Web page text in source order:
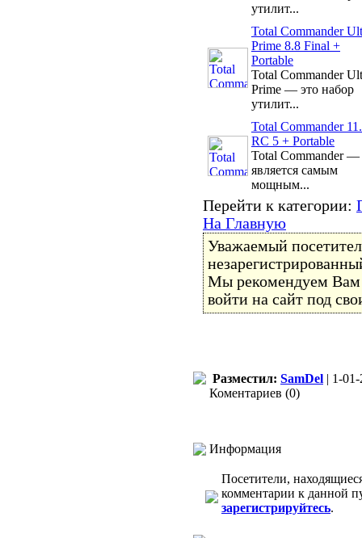
утилит...
Total Commander
Prime 8.8 Final +
Portable
Total Commander
Prime — это набор
утилит...
Total Commander
RC 5 + Portable
Total Commander —
является самым
мощным...
Перейти к категории:
На Главную
Уважаемый
Мы рекомендуем
войти на сайт под
Разместил: SamDel | 1-
Коментариев (0)
Информация
Посетители,
комментарии к данной
зарегистрируйтесь.